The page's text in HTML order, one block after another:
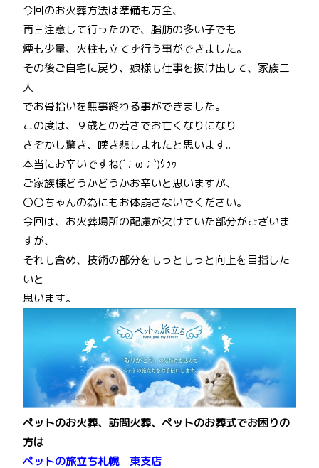
今回のお火葬方法は準備も万全、
再三注意して行ったので、脂肪の多い子でも
煙も少量、火柱も立てず行う事ができました。
その後ご自宅に戻り、娘様も仕事を抜け出して、家族三
人
でお骨拾いを無事終わる事ができました。
この度は、９歳との若さでお亡くなりになり
さぞかし驚き、嘆き悲しまれたと思います。
本当にお辛いですね(´；ω；`)ｳｩｩ
ご家族様どうかどうかお辛いと思いますが、
〇〇ちゃんの為にもお体崩さないでください。
今回は、お火葬場所の配慮が欠けていた部分がございま
すが、
それも含め、技術の部分をもっともっと向上を目指した
いと
思います。
ペットのお火葬、訪問火葬、ペットのお葬式でお困りの
方は
ペットの旅立ち札幌 東支店